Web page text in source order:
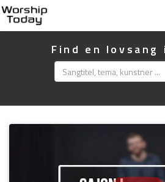
Find en